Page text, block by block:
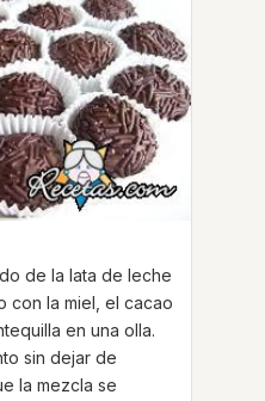
de la lata de leche
con la miel, el cacao
en una olla.
sin dejar de
la mezcla se